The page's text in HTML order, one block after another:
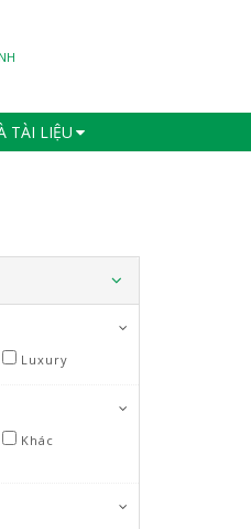
TÀI LIỆU
Luxury
Khác